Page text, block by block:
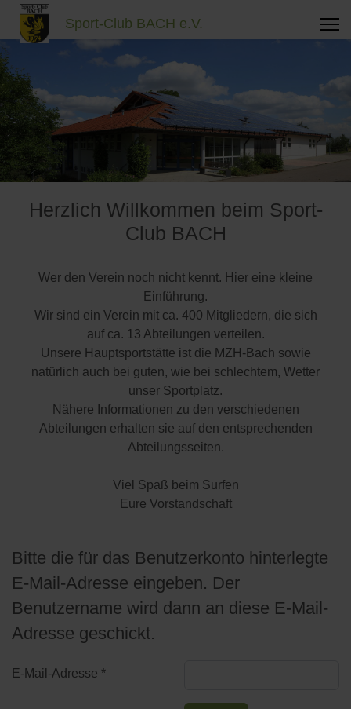
Sport-Club BACH e.V.
Herzlich Willkommen beim Sport-
Club BACH
Wer den Verein noch nicht kennt. Hier eine kleine
Einführung.
Wir sind ein Verein mit ca. 400 Mitgliedern, die sich
auf ca. 13 Abteilungen verteilen.
Unsere Hauptsportstätte ist die MZH-Bach sowie
natürlich auch bei guten, wie bei schlechtem, Wetter
unser Sportplatz.
Nähere Informationen zu den verschiedenen
Abteilungen erhalten sie auf den entsprechenden
Abteilungsseiten.
Viel Spaß beim Surfen
Eure Vorstandschaft
Bitte die für das Benutzerkonto hinterlegte
E-Mail-Adresse eingeben. Der
Benutzername wird dann an diese E-Mail-
Adresse geschickt.
E-Mail-Adresse *